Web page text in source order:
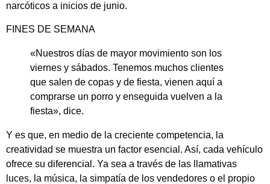
narcóticos a inicios de junio.
FINES DE SEMANA
«Nuestros días de mayor movimiento son los
viernes y sábados. Tenemos muchos clientes
que salen de copas y de fiesta, vienen aquí a
comprarse un porro y enseguida vuelven a la
fiesta», dice.
Y es que, en medio de la creciente competencia, la
creatividad se muestra un factor esencial. Así, cada vehículo
ofrece su diferencial. Ya sea a través de las llamativas
luces, la música, la simpatía de los vendedores o el propio